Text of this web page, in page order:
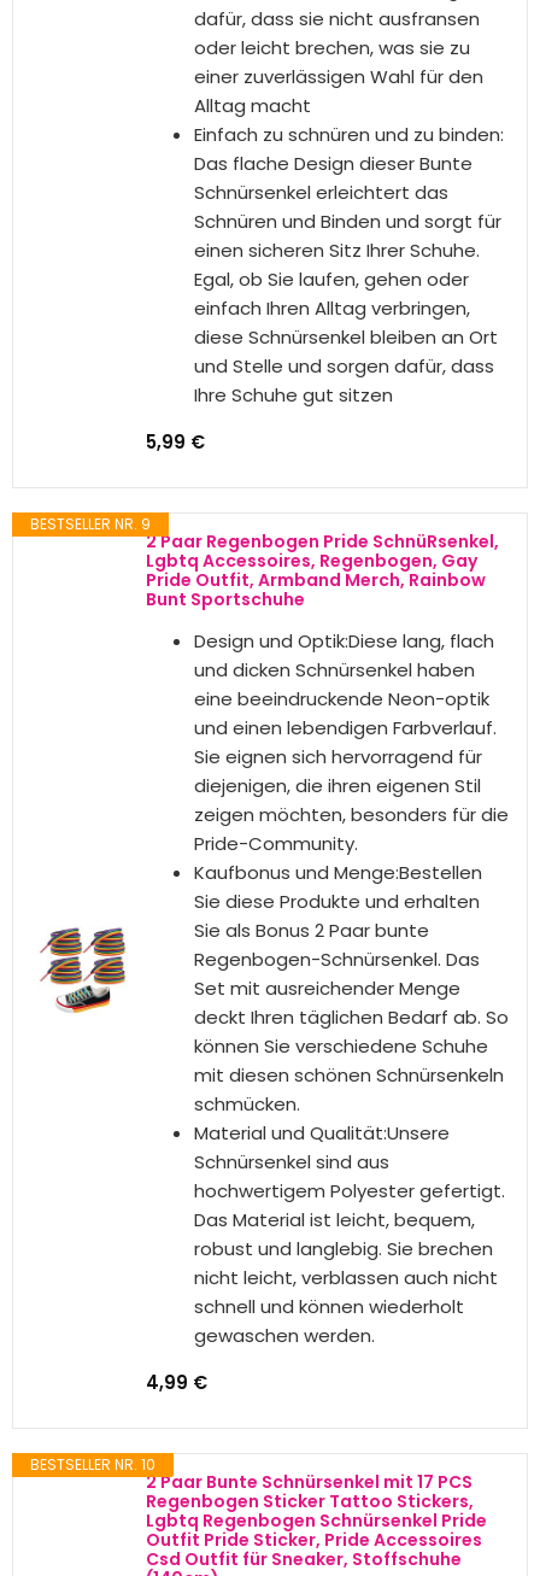
beim Gehen Freiheit geben. Slipper
zum Hineinschlüpfen, die sich leicht
an- und ausziehen lassen,
geeignet für den Innen- und
Außenbereich
Lässige Arbeits-Clogs:
Arbeitsschuhe zum Reinschlüpfen,
schnell trocknend, atmungsaktiv,
leicht, können als Garten-Clog,
Pantoletten, Wanderschuhe,
Sandalen, sportliche Sandalen,
Stranddusche, Fitnessstudio-
Sandalen, eine gute Option für
Unisex-Damen-Garten-Clogs
verwendet werden
15,58 €
BESTSELLER NR. 8
Foyods 4 Paar Bunte
Schnürsenkel,Extrem Reißfest,8 mm
Laces,Pride Rainbow
Schuhbänder,Shoelaces bunt für Damen
Herren Kinder Sportschuhe Turnschuhe
Bunte Schnürsenkel in
Regenbogenfarben: Dieses Set
enthält 4 Paar 110 cm lange, bunte
Schnürsenkel in
Regenbogenfarben, die Ihren
Sneakern einen lebendigen Touch
verleihen. Diese flachen
Schnürsenkel passen auf die
meisten Sneaker für Erwachsene
und sorgen für einen lustigen und
stylischen Look
Strapazierfähig und langlebig:
Diese Bunte Schnürsenkel in
Regenbogenfarben sind aus
hochwertigen Materialien gefertigt
und auf Langlebigkeit ausgelegt.
Die robuste Konstruktion sorgt
dafür, dass sie nicht ausfransen
oder leicht brechen, was sie zu
einer zuverlässigen Wahl für den
Alltag macht
Einfach zu schnüren und zu binden:
Schnürsenkel erleichtert das
Egal, ob Sie laufen, gehen oder
einfach Ihren Alltag verbringen,
diese Schnürsenkel bleiben an Ort
und Stelle und sorgen dafür, dass